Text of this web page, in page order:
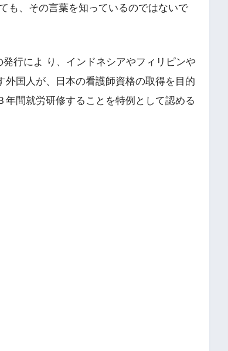
も、その言葉を知っているのではないで
行によ り、インドネシアやフィリピンや
国人が、日本の看護師資格の取得を目的
間就労研修することを特例として認める